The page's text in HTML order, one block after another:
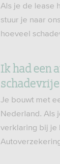
Als je de lease
stuur je naar
hoeveel
Ik had een
Je bouwt met
Nederland. Als
verklaring bij je